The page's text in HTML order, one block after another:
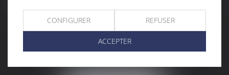
CABINET RUEIL-MALMAISON
121, avenue Paul Doumer
CONFIGURER REFUSER
ACCEPTER